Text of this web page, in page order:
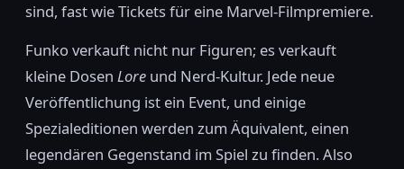
sind, fast wie Tickets für eine Marvel-Filmpremiere.
Funko verkauft nicht nur Figuren; es verkauft
kleine Dosen Lore und Nerd-Kultur. Jede neue
Veröffentlichung ist ein Event, und einige
Spezialeditionen werden zum Äquivalent, einen
legendären Gegenstand im Spiel zu finden. Also